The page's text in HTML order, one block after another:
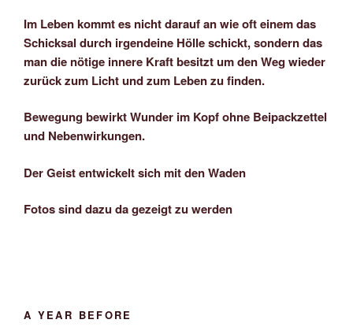
Im Leben kommt es nicht darauf an wie oft einem das
Schicksal durch irgendeine Hölle schickt, sondern das
man die nötige innere Kraft besitzt um den Weg wieder
zurück zum Licht und zum Leben zu finden.
Bewegung bewirkt Wunder im Kopf ohne Beipackzettel
und Nebenwirkungen.
Der Geist entwickelt sich mit den Waden
Fotos sind dazu da gezeigt zu werden
A YEAR BEFORE